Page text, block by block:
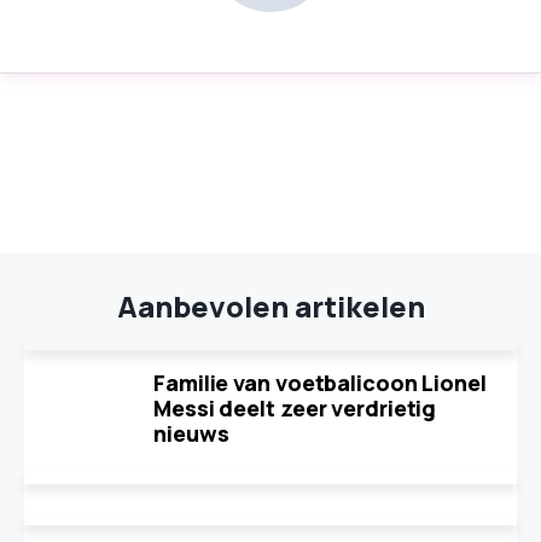
Aanbevolen artikelen
Familie van voetbalicoon Lionel
Messi deelt zeer verdrietig
nieuws